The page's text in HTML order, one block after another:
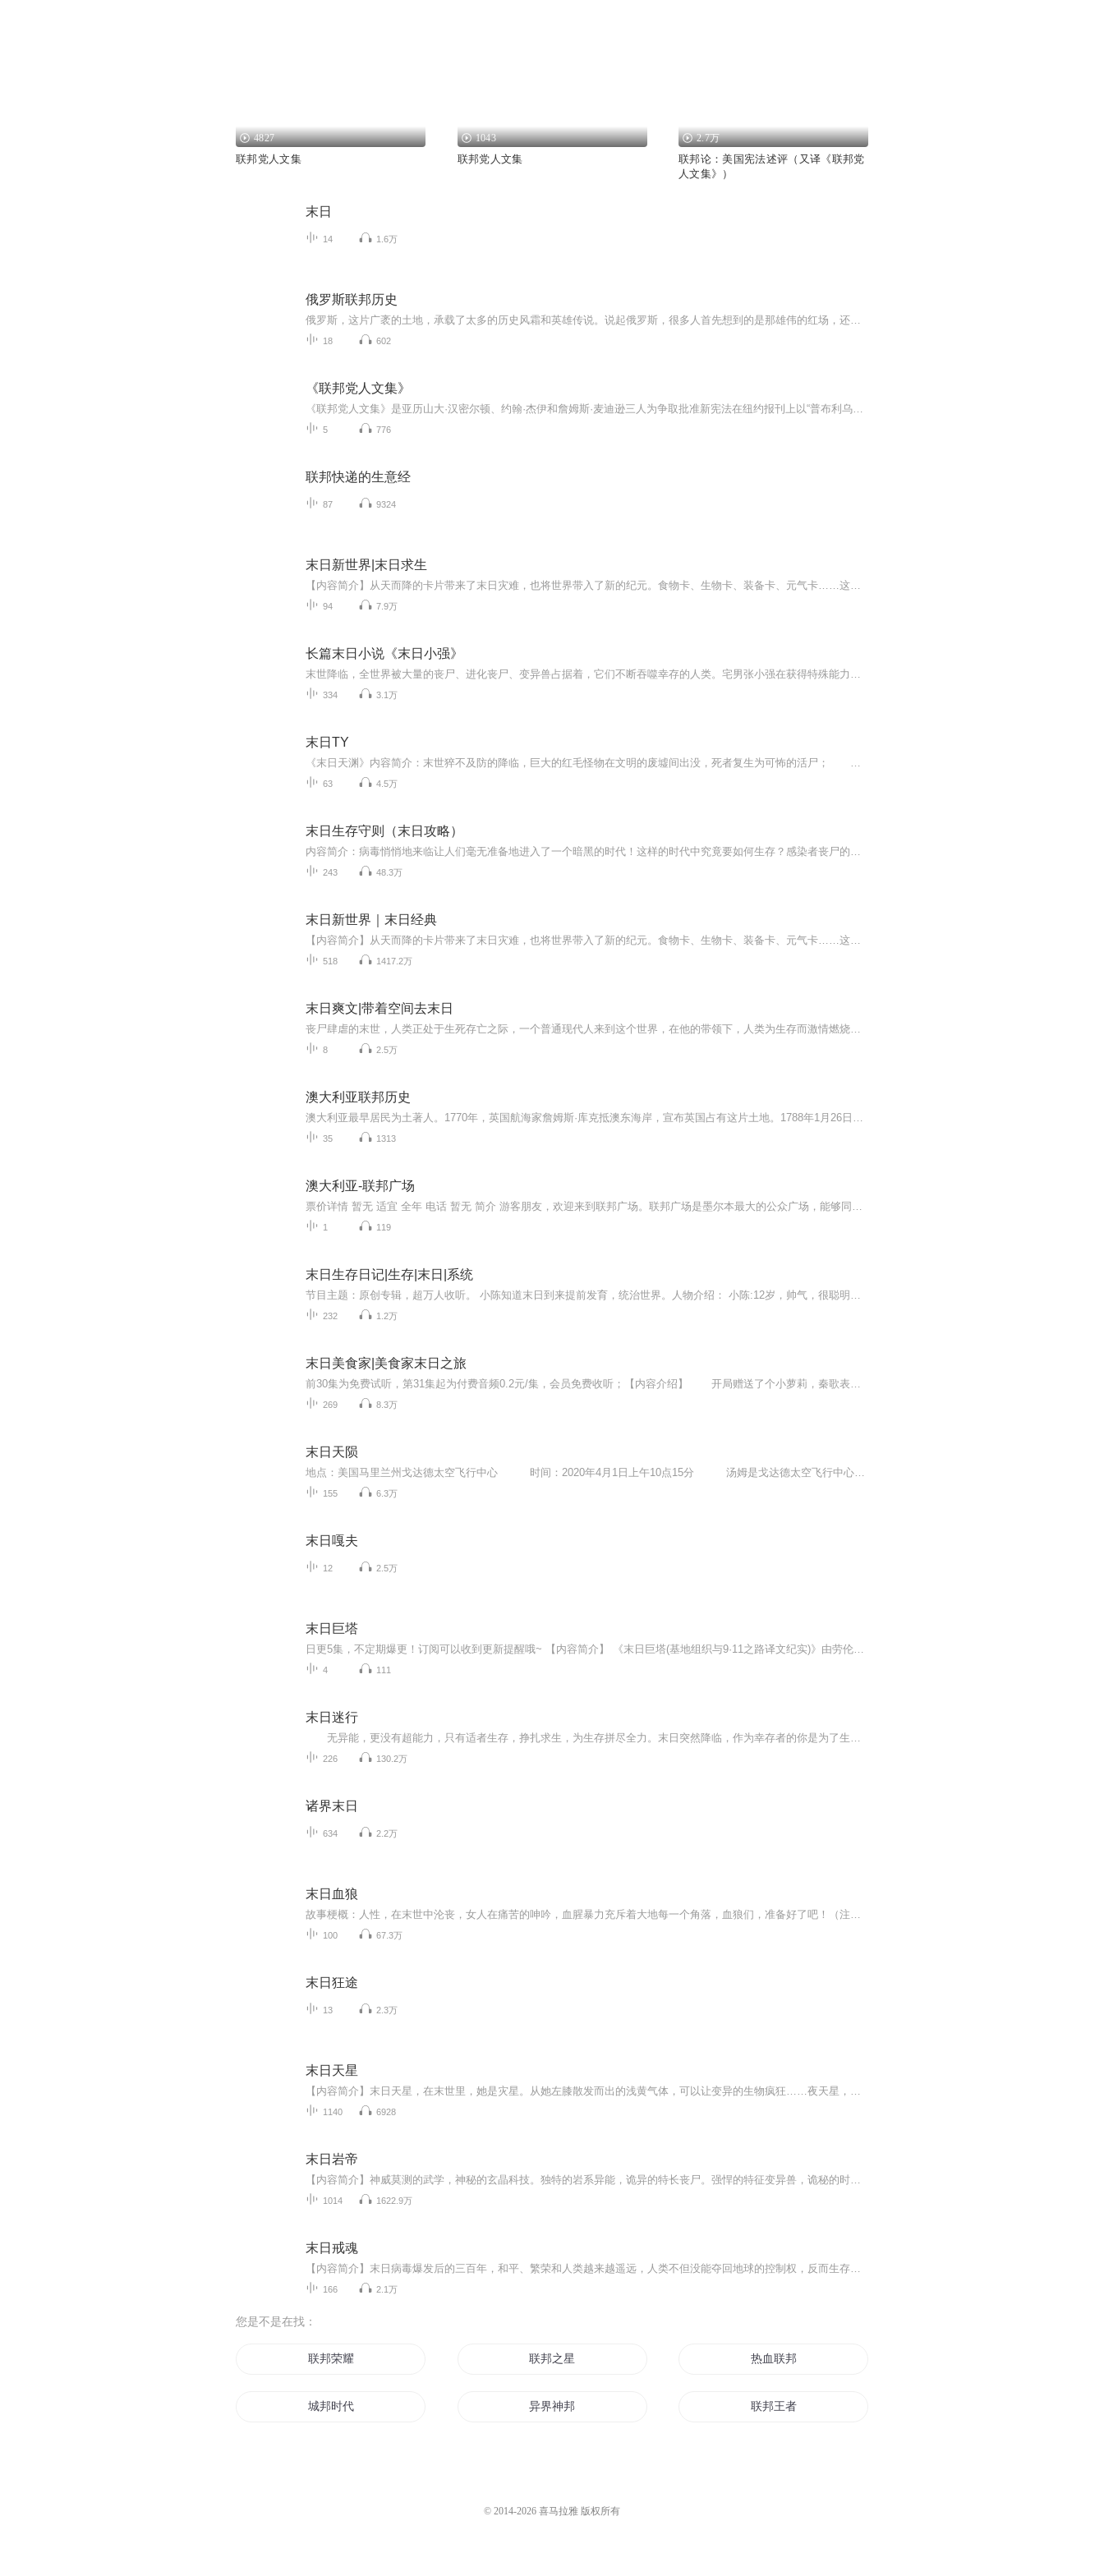
4827
联邦党人文集
1043
联邦党人文集
2.7万
联邦论：美国宪法述评（又译《联邦党
人文集》）
末日
14 1.6万
俄罗斯联邦历史
俄罗斯，这片广袤的土地，承载了太多的历史风霜和英雄传说。说起俄罗斯，很多人首先想到的是那雄伟的红场，还有冬天里白茫茫一片的莫斯科街头，那种冷冽中带着坚毅的气质，简直就是俄罗斯精神的写照。想当初，那斯拉夫部落在这片土地上生根发芽，一代代传...
18 602
《联邦党人文集》
《联邦党人文集》是亚历山大·汉密尔顿、约翰·杰伊和詹姆斯·麦迪逊三人为争取批准新宪法在纽约报刊上以“普布利乌斯”为笔名而发表的一系列的宪法论文，[1]首次整理结集出版于1788年。《联邦党人文集》的文章主要讨论了六个主题：联邦的作用，共14篇文章...
5 776
联邦快递的生意经
87 9324
末日新世界|末日求生
【内容简介】从天而降的卡片带来了末日灾难，也将世界带入了新的纪元。食物卡、生物卡、装备卡、元气卡……这是一个崭新的世界，作为一个在新世界有着三年生存经验的人来说，重新回到起点，他的人生路会不会大不一样？【作者/主播简介】作者：暗黑茄子主播...
94 7.9万
长篇末日小说《末日小强》
末世降临，全世界被大量的丧尸、进化丧尸、变异兽占据着，它们不断吞噬幸存的人类。宅男张小强在获得特殊能力之后，带着他的爱人和追随者将在这末世杀出个黎明………
334 3.1万
末日TY
《末日天渊》内容简介：末世猝不及防的降临，巨大的红毛怪物在文明的废墟间出没，死者复生为可怖的活尸； 翼龙与苍鹰共舞，恐龙和猛兽荒野咆哮，蓝鲸蛇颈龙在深海游弋； 金属却莫名消失，现代科技瞬间崩溃，人类文明何去何从？ 沈弈辰从黄河边的古村走出，古老棺椁，神秘雾区，通天神木，泱泱河洛，在浩劫废土中挣扎辗转，斥问上苍！！！
63 4.5万
末日生存守则（末日攻略）
内容简介：病毒悄悄地来临让人们毫无准备地进入了一个暗黑的时代！这样的时代中究竟要如何生存？感染者丧尸的突然出现和人类究竟有这怎样千丝万缕的关系？这是一个暗黑的时代！这是一个疯狂的时代！这里有最真的兄弟情！有最动人心弦的爱情！还有最默契的...
243 48.3万
末日新世界｜末日经典
【内容简介】从天而降的卡片带来了末日灾难，也将世界带入了新的纪元。食物卡、生物卡、装备卡、元气卡……这是一个崭新的世界，作为一个在新世界有着三年生存经验的人来说，重新回到起点，他的人生路会不会大不一样？文字版权方：阅文听书【作者/主播简介...
518 1417.2万
末日爽文|带着空间去末日
丧尸肆虐的末世，人类正处于生死存亡之际，一个普通现代人来到这个世界，在他的带领下，人类为生存而激情燃烧的战斗，脆弱却充满活力！生命的升华来自与恶劣环境的搏斗，书中有你我想要的激情与热血！末日 丧尸 小说交流群334242775
8 2.5万
澳大利亚联邦历史
澳大利亚最早居民为土著人。1770年，英国航海家詹姆斯·库克抵澳东海岸，宣布英国占有这片土地。1788年1月26日，英开始在澳建立殖民地，后来这一天被定为澳大利亚国庆日。1900年7月，英议会通过“澳大利亚联邦宪法”和“不列颠自治领条例”。1901年1月1日...
35 1313
澳大利亚-联邦广场
票价详情 暂无 适宜 全年 电话 暂无 简介 游客朋友，欢迎来到联邦广场。联邦广场是墨尔本最大的公众广场，能够同时容纳1万5千人。联邦广场的建筑风格独特，颜色与格调洋溢着浓厚的澳大利亚土著文化色彩，体现着澳大利亚国民对源远流长的土著文化和土著居民...
1 119
末日生存日记|生存|末日|系统
节目主题：原创专辑，超万人收听。 小陈知道末日到来提前发育，统治世界。人物介绍： 小陈:12岁，帅气，很聪明。在末日爆发时期的团队领导作用。 吴泽:13岁，实力派，说啥就干啥，超级发育超级猛 白浩:11岁，很胖，力气特别大，后期发育比较慢 郭某人:人物...
232 1.2万
末日美食家|美食家末日之旅
前30集为免费试听，第31集起为付费音频0.2元/集，会员免费收听；【内容介绍】 开局赠送了个小萝莉，秦歌表示愁白了头。好在咱们有厨艺傍身，操碎了老父亲的心。眼瞧着餐馆的生意越来越好，天天种种地、养养花、做做菜、带带女儿，生活美滋滋！没...
269 8.3万
末日天陨
地点：美国马里兰州戈达德太空飞行中心 时间：2020年4月1日上午10点15分 汤姆是戈达德太空飞行中心负责哈勃望远镜远程数据传输的主管，负责4个工作团队的协调，以及重大讯息的直接处理权力。在他的办公桌上，并排放着4部电话，其中3部是鲜艳的红...
155 6.3万
末日嘎夫
12 2.5万
末日巨塔
日更5集，不定期爆更！订阅可以收到更新提醒哦~ 【内容简介】 《末日巨塔(基地组织与9·11之路译文纪实)》由劳伦斯·赖特著，记述的是：2001年9月11日，美国本土遭遇***严重的恐怖袭击。四架波音客机被劫，先后撞击世贸中心双塔和国防部五角大楼，从而...
4 111
末日迷行
无异能，更没有超能力，只有适者生存，挣扎求生，为生存拼尽全力。末日突然降临，作为幸存者的你是为了生存不择手段，随意剥夺别人的生存机会；还是人不犯我我不犯人，人若犯我我必犯人；还是努力帮助弱者，展现自己的仁慈之心？ 在末日世界，没有法律的制裁，没有道德的准绳，没有舆论的谴责，更没有对错，一切只是为了人类最原始的本能——活下去。本书的主人公刘小米只是一个普普通通踏入社会不久的普通上班族，作为一个小人物，他没有什么雄心壮志，甚至有点安于现状，不思进取，当被毫无准备地扔进末世这...
226 130.2万
诸界末日
634 2.2万
末日血狼
故事梗概：人性，在末世中沦丧，女人在痛苦的呻吟，血腥暴力充斥着大地每一个角落，血狼们，准备好了吧！（注：胆小或有心脑血管疾病者甚入，未成人者慎入）人性，在末世中沦丧，女人在痛苦的呻吟，血腥暴力充斥着大地每一个角落，血狼们，准备好了吧！（注：胆小或有心脑血管疾病者甚入，未成人者慎入）...
100 67.3万
末日狂途
13 2.3万
末日天星
【内容简介】末日天星，在末世里，她是灾星。从她左膝散发而出的浅黄气体，可以让变异的生物疯狂……夜天星，在末世苦苦挣扎了九个月后死去时，心里只有一个念头。如果可以重来一次，她一定会跟与她相依为命十多年的一对双胞弟弟断绝关系，一定会跟与她有...
1140 6928
末日岩帝
【内容简介】神威莫测的武学，神秘的玄晶科技。独特的岩系异能，诡异的特长丧尸。强悍的特征变异兽，诡秘的时空遗迹。尽在，末日岩帝！【作者/主播简介】作者：墨来疯，网络小说作家。主播：驴蛋先生。【购买须知】1、本作品为付费有声书，前105集为免费试...
1014 1622.9万
末日戒魂
【内容简介】末日病毒爆发后的三百年，和平、繁荣和人类越来越遥远，人类不但没能夺回地球的控制权，反而生存的问题越来越严峻。幸存者活在高高的巨壁内，建立新的秩序。三百年的安稳让大部分的人认为巨壁内是绝对的安全，所以人们开始为了权力和金钱明争...
166 2.1万
您是不是在找：
联邦荣耀 联邦之星 热血联邦
城邦时代 异界神邦 联邦王者
© 2014-2026 喜马拉雅 版权所有